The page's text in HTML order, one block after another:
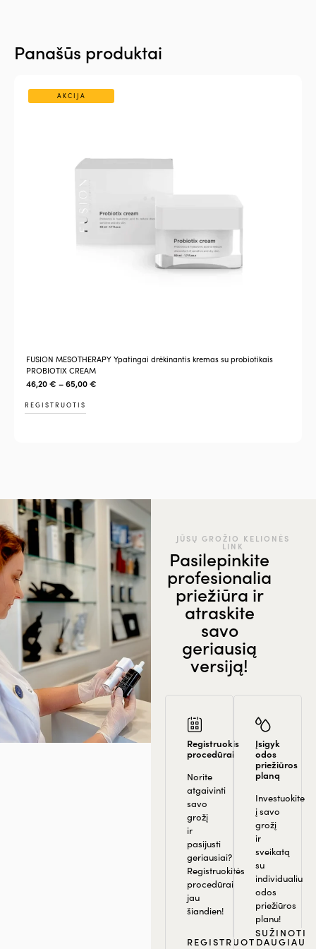
Panašūs produktai
AKCIJA
FUSION MESOTHERAPY Ypatingai drėkinantis kremas su probiotikais
PROBIOTIX CREAM
46,20€ –65,00€
REGISTRUOTIS
JŪSŲ GROŽIO KELIONĖS
LINK
Pasilepinkite
profesionalia
priežiūra ir
atraskite
savo
geriausią
versiją!
Registruokis
procedūrai
Norite
atgaivinti
savo
grožį
ir
pasijusti
geriausiai?
Registruokitės
procedūrai
jau
šiandien!
REGISTRUOTIS
Įsigyk
odos
priežiūros
planą
Investuokite
į savo
grožį
ir
sveikatą
su
individualiu
odos
priežiūros
planu!
SUŽINOTI
DAUGIAU